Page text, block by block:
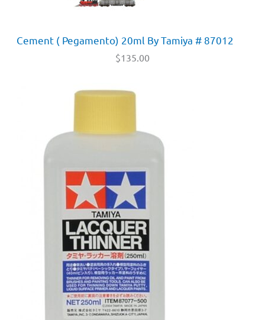
Cement ( Pegamento) 20ml By Tamiya # 87012
$135.00